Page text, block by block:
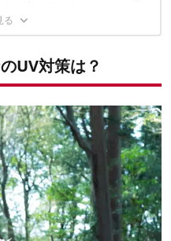
ク完了！
UV対策は？